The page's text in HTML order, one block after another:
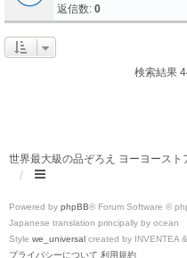
返信数: 0
検索結果
世界最大級の品ぞろえ ヨーヨースト
Powered by phpBB® Forum Software ©
Japanese translation principally by ocean
Style we_universal created by INVENTEA
プライバシーについて 利用規約